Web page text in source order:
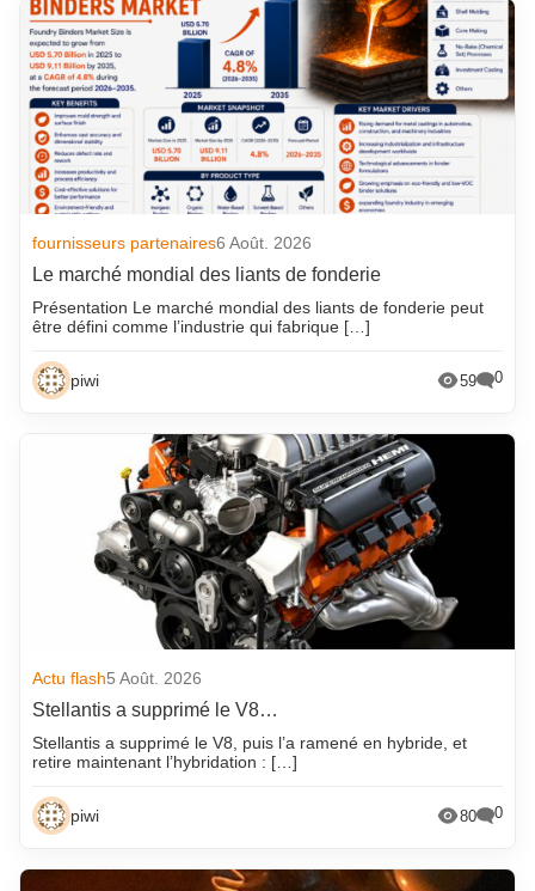
fournisseurs partenaires6 Août. 2026
Le marché mondial des liants de fonderie
Présentation Le marché mondial des liants de fonderie peut
être défini comme l’industrie qui fabrique […]
piwi 59 0
Actu flash5 Août. 2026
Stellantis a supprimé le V8…
Stellantis a supprimé le V8, puis l’a ramené en hybride, et
retire maintenant l’hybridation : […]
piwi 80 0